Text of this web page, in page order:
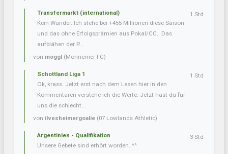
Transfermarkt (international)
Kein Wunder..Ich stehe bei +455 Millionen diese Saison
und das ohne Erfolgsprämien aus Pokal/CC.. Das
aufblähen der P...
von moggl (Monnemer FC)
1 Std
Schottland Liga 1
Ok, krass. Jetzt erst nach dem Lesen hier in den
Kommentaren verstehe ich die Werte. Jetzt hast du für
uns die schlecht...
von ilvesheimergoalie (07 Lowlands Athletic)
1 Std
Argentinien - Qualifikation
Unsere Gebete sind erhört worden..^^
3 Std